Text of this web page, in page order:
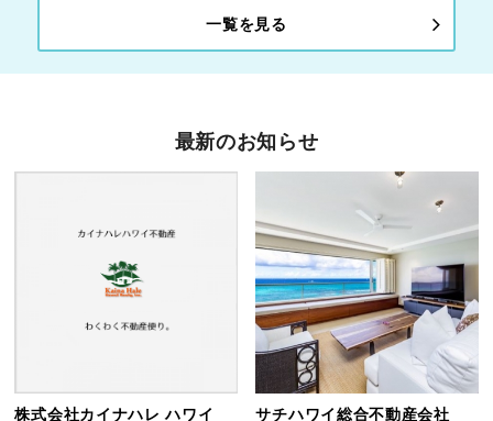
一覧を見る
最新のお知らせ
株式会社カイナハレ ハワイ
サチハワイ総合不動産会社